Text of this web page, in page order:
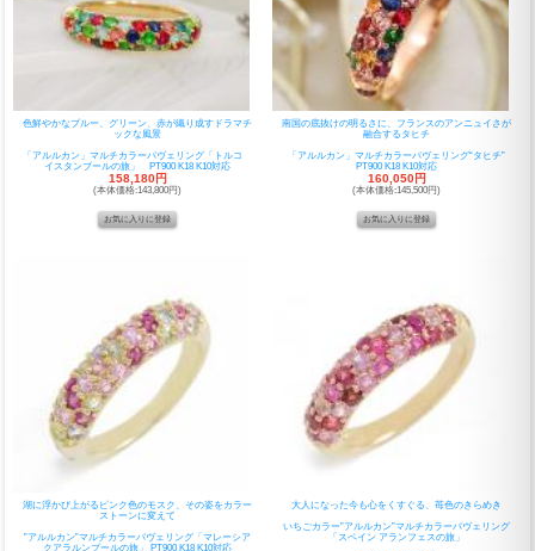
色鮮やかなブルー、グリーン、赤が織り成すドラマチ
ックな風景
「アルルカン」マルチカラーパヴェリング「トルコ
イスタンブールの旅」 PT900 K18 K10対応
158,180円
(本体価格:143,800円)
南国の底抜けの明るさに、フランスのアンニュイさが
融合するタヒチ
「アルルカン」マルチカラーパヴェリング“タヒチ”
PT900 K18 K10対応
160,050円
(本体価格:145,500円)
湖に浮かび上がるピンク色のモスク、その姿をカラー
ストーンに変えて
”アルルカン”マルチカラーパヴェリング「マレーシア
クアラルンプールの旅」 PT900 K18 K10対応
大人になった今も心をくすぐる、苺色のきらめき
いちごカラー”アルルカン”マルチカラーパヴェリング
「スペイン アランフェスの旅」